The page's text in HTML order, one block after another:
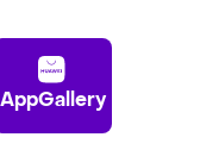
AppGallery